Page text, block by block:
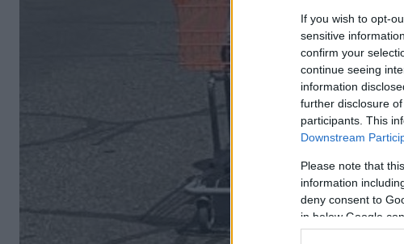
If you wish to opt-
sensitive
confirm your
continue seeing
information
further disclosure
participants. This
Downstream
Please note that
information
deny consent to
in below Google